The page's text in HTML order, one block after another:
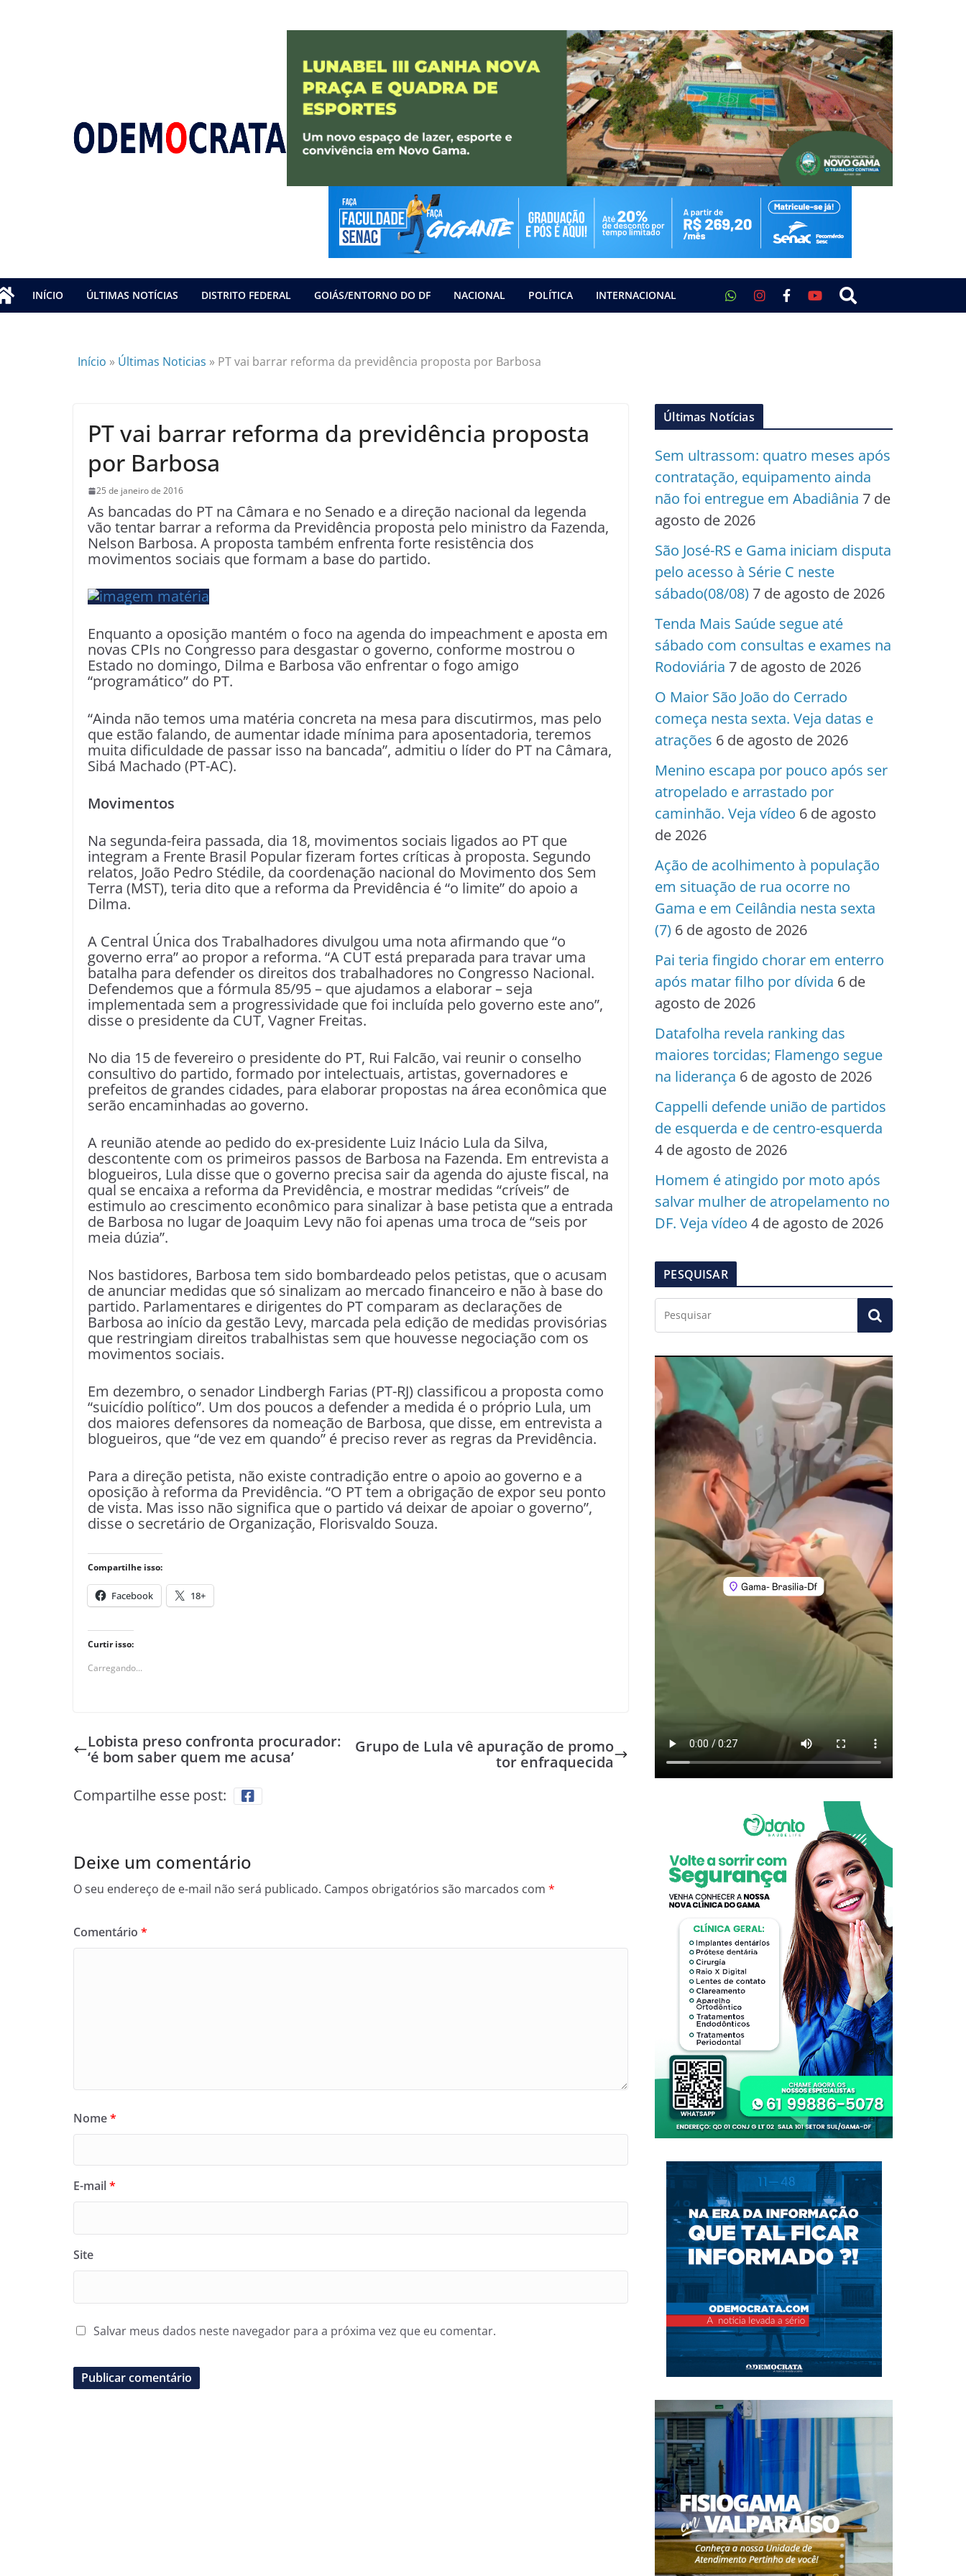
INÍCIO ÚLTIMAS NOTÍCIAS DISTRITO FEDERAL GOIÁS/ENTORNO DO DF NACIONAL POLÍTICA INTERNACIONAL
Início » Últimas Noticias » PT vai barrar reforma da previdência proposta por Barbosa
PT vai barrar reforma da previdência proposta
por Barbosa
25 de janeiro de 2016
As bancadas do PT na Câmara e no Senado e a direção nacional da legenda
vão tentar barrar a reforma da Previdência proposta pelo ministro da Fazenda,
Nelson Barbosa. A proposta também enfrenta forte resistência dos
movimentos sociais que formam a base do partido.
Enquanto a oposição mantém o foco na agenda do impeachment e aposta em
novas CPIs no Congresso para desgastar o governo, conforme mostrou o
Estado no domingo, Dilma e Barbosa vão enfrentar o fogo amigo
“programático” do PT.
“Ainda não temos uma matéria concreta na mesa para discutirmos, mas pelo
que estão falando, de aumentar idade mínima para aposentadoria, teremos
muita dificuldade de passar isso na bancada”, admitiu o líder do PT na Câmara,
Sibá Machado (PT-AC).
Movimentos
Na segunda-feira passada, dia 18, movimentos sociais ligados ao PT que
integram a Frente Brasil Popular fizeram fortes críticas à proposta. Segundo
relatos, João Pedro Stédile, da coordenação nacional do Movimento dos Sem
Terra (MST), teria dito que a reforma da Previdência é “o limite” do apoio a
Dilma.
A Central Única dos Trabalhadores divulgou uma nota afirmando que “o
governo erra” ao propor a reforma. “A CUT está preparada para travar uma
batalha para defender os direitos dos trabalhadores no Congresso Nacional.
Defendemos que a fórmula 85/95 – que ajudamos a elaborar – seja
implementada sem a progressividade que foi incluída pelo governo este ano”,
disse o presidente da CUT, Vagner Freitas.
No dia 15 de fevereiro o presidente do PT, Rui Falcão, vai reunir o conselho
consultivo do partido, formado por intelectuais, artistas, governadores e
prefeitos de grandes cidades, para elaborar propostas na área econômica que
serão encaminhadas ao governo.
A reunião atende ao pedido do ex-presidente Luiz Inácio Lula da Silva,
descontente com os primeiros passos de Barbosa na Fazenda. Em entrevista a
blogueiros, Lula disse que o governo precisa sair da agenda do ajuste fiscal, na
qual se encaixa a reforma da Previdência, e mostrar medidas “críveis” de
estimulo ao crescimento econômico para sinalizar à base petista que a entrada
de Barbosa no lugar de Joaquim Levy não foi apenas uma troca de “seis por
meia dúzia”.
Nos bastidores, Barbosa tem sido bombardeado pelos petistas, que o acusam
de anunciar medidas que só sinalizam ao mercado financeiro e não à base do
partido. Parlamentares e dirigentes do PT comparam as declarações de
Barbosa ao início da gestão Levy, marcada pela edição de medidas provisórias
que restringiam direitos trabalhistas sem que houvesse negociação com os
movimentos sociais.
Em dezembro, o senador Lindbergh Farias (PT-RJ) classificou a proposta como
“suicídio político”. Um dos poucos a defender a medida é o próprio Lula, um
dos maiores defensores da nomeação de Barbosa, que disse, em entrevista a
blogueiros, que “de vez em quando” é preciso rever as regras da Previdência.
Para a direção petista, não existe contradição entre o apoio ao governo e a
oposição à reforma da Previdência. “O PT tem a obrigação de expor seu ponto
de vista. Mas isso não significa que o partido vá deixar de apoiar o governo”,
disse o secretário de Organização, Florisvaldo Souza.
Compartilhe isso:
Facebook 18+
Curtir isso:
Carregando...
Lobista preso confronta procurador:
‘é bom saber quem me acusa’
Grupo de Lula vê apuração de promo
tor enfraquecida
Compartilhe esse post:
Deixe um comentário
O seu endereço de e-mail não será publicado. Campos obrigatórios são marcados com *
Comentário *
Nome*
E-mail*
Site
Salvar meus dados neste navegador para a próxima vez que eu comentar.
Últimas Notícias
Sem ultrassom: quatro meses após
contratação, equipamento ainda
não foi entregue em Abadiânia 7 de
agosto de 2026
São José-RS e Gama iniciam disputa
pelo acesso à Série C neste
sábado(08/08) 7 de agosto de 2026
Tenda Mais Saúde segue até
sábado com consultas e exames na
Rodoviária 7 de agosto de 2026
O Maior São João do Cerrado
começa nesta sexta. Veja datas e
atrações 6 de agosto de 2026
Menino escapa por pouco após ser
atropelado e arrastado por
caminhão. Veja vídeo 6 de agosto
de 2026
Ação de acolhimento à população
em situação de rua ocorre no
Gama e em Ceilândia nesta sexta
(7) 6 de agosto de 2026
Pai teria fingido chorar em enterro
após matar filho por dívida 6 de
agosto de 2026
Datafolha revela ranking das
maiores torcidas; Flamengo segue
na liderança 6 de agosto de 2026
Cappelli defende união de partidos
de esquerda e de centro-esquerda
4 de agosto de 2026
Homem é atingido por moto após
salvar mulher de atropelamento no
DF. Veja vídeo 4 de agosto de 2026
PESQUISAR